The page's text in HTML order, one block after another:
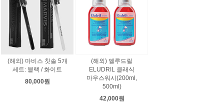
(해외) 마비스 칫솔 5개
세트: 블랙 / 화이트
80,000원
(해외) 엘루드릴
ELUDRIL 클래식
마우스워시(200ml,
500ml)
42,000원